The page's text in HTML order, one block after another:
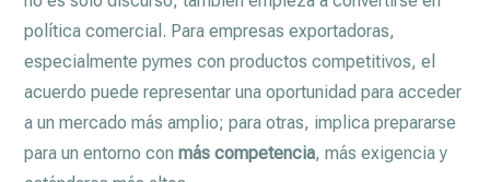
política comercial. Para empresas exportadoras,
especialmente pymes con productos competitivos, el
acuerdo puede representar una oportunidad para acceder
a un mercado más amplio; para otras, implica prepararse
para un entorno conmás competencia, más exigencia y